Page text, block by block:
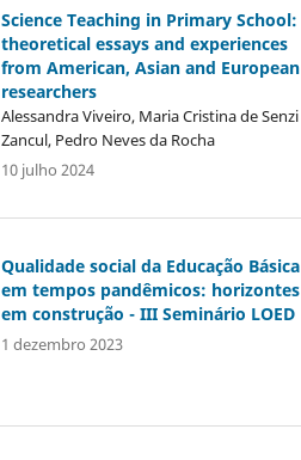
Science Teaching in Primary School:
theoretical essays and experiences
from American, Asian and European
researchers
Alessandra Viveiro, Maria Cristina de Senzi
Zancul, Pedro Neves da Rocha
10 julho 2024
Qualidade social da Educação Básica
em tempos pandêmicos: horizontes
em construção - III Seminário LOED
1 dezembro 2023